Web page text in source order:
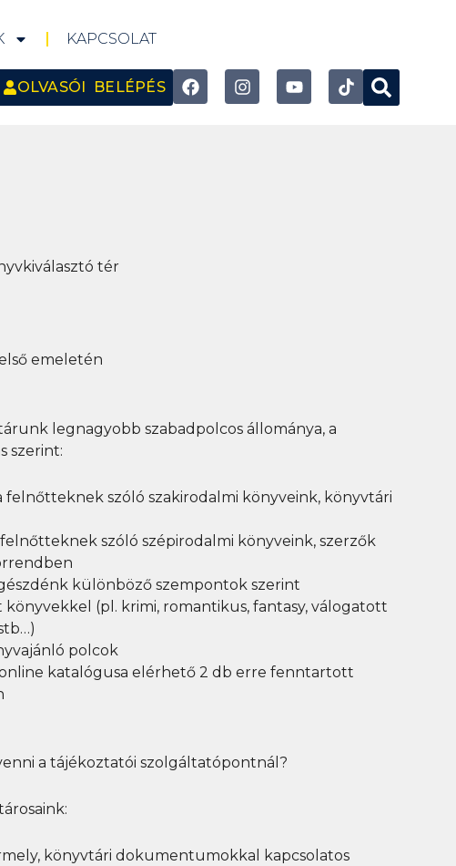
KAPCSOLAT
OLVASÓI BELÉPÉS
tér
emeletén
legnagyobb szabadpolcos állománya, a
szerint:
felnőtteknek szóló szakirodalmi könyveink, könyvtári
szóló szépirodalmi könyveink, szerzők
különböző szempontok szerint
(pl. krimi, romantikus, fantasy, válogatott
polcok
katalógusa elérhető 2 db erre fenntartott
a tájékoztatói szolgáltatópontnál?
könyvtári dokumentumokkal kapcsolatos